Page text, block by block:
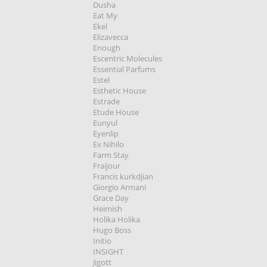
Dusha
Eat My
Ekel
Elizavecca
Enough
Escentric Molecules
Essential Parfums
Estel
Esthetic House
Estrade
Etude House
Eunyul
Eyenlip
Ex Nihilo
Farm Stay
Fraijour
Francis kurkdjian
Giorgio Armani
Grace Day
Heimish
Holika Holika
Hugo Boss
Initio
INSIGHT
Jigott